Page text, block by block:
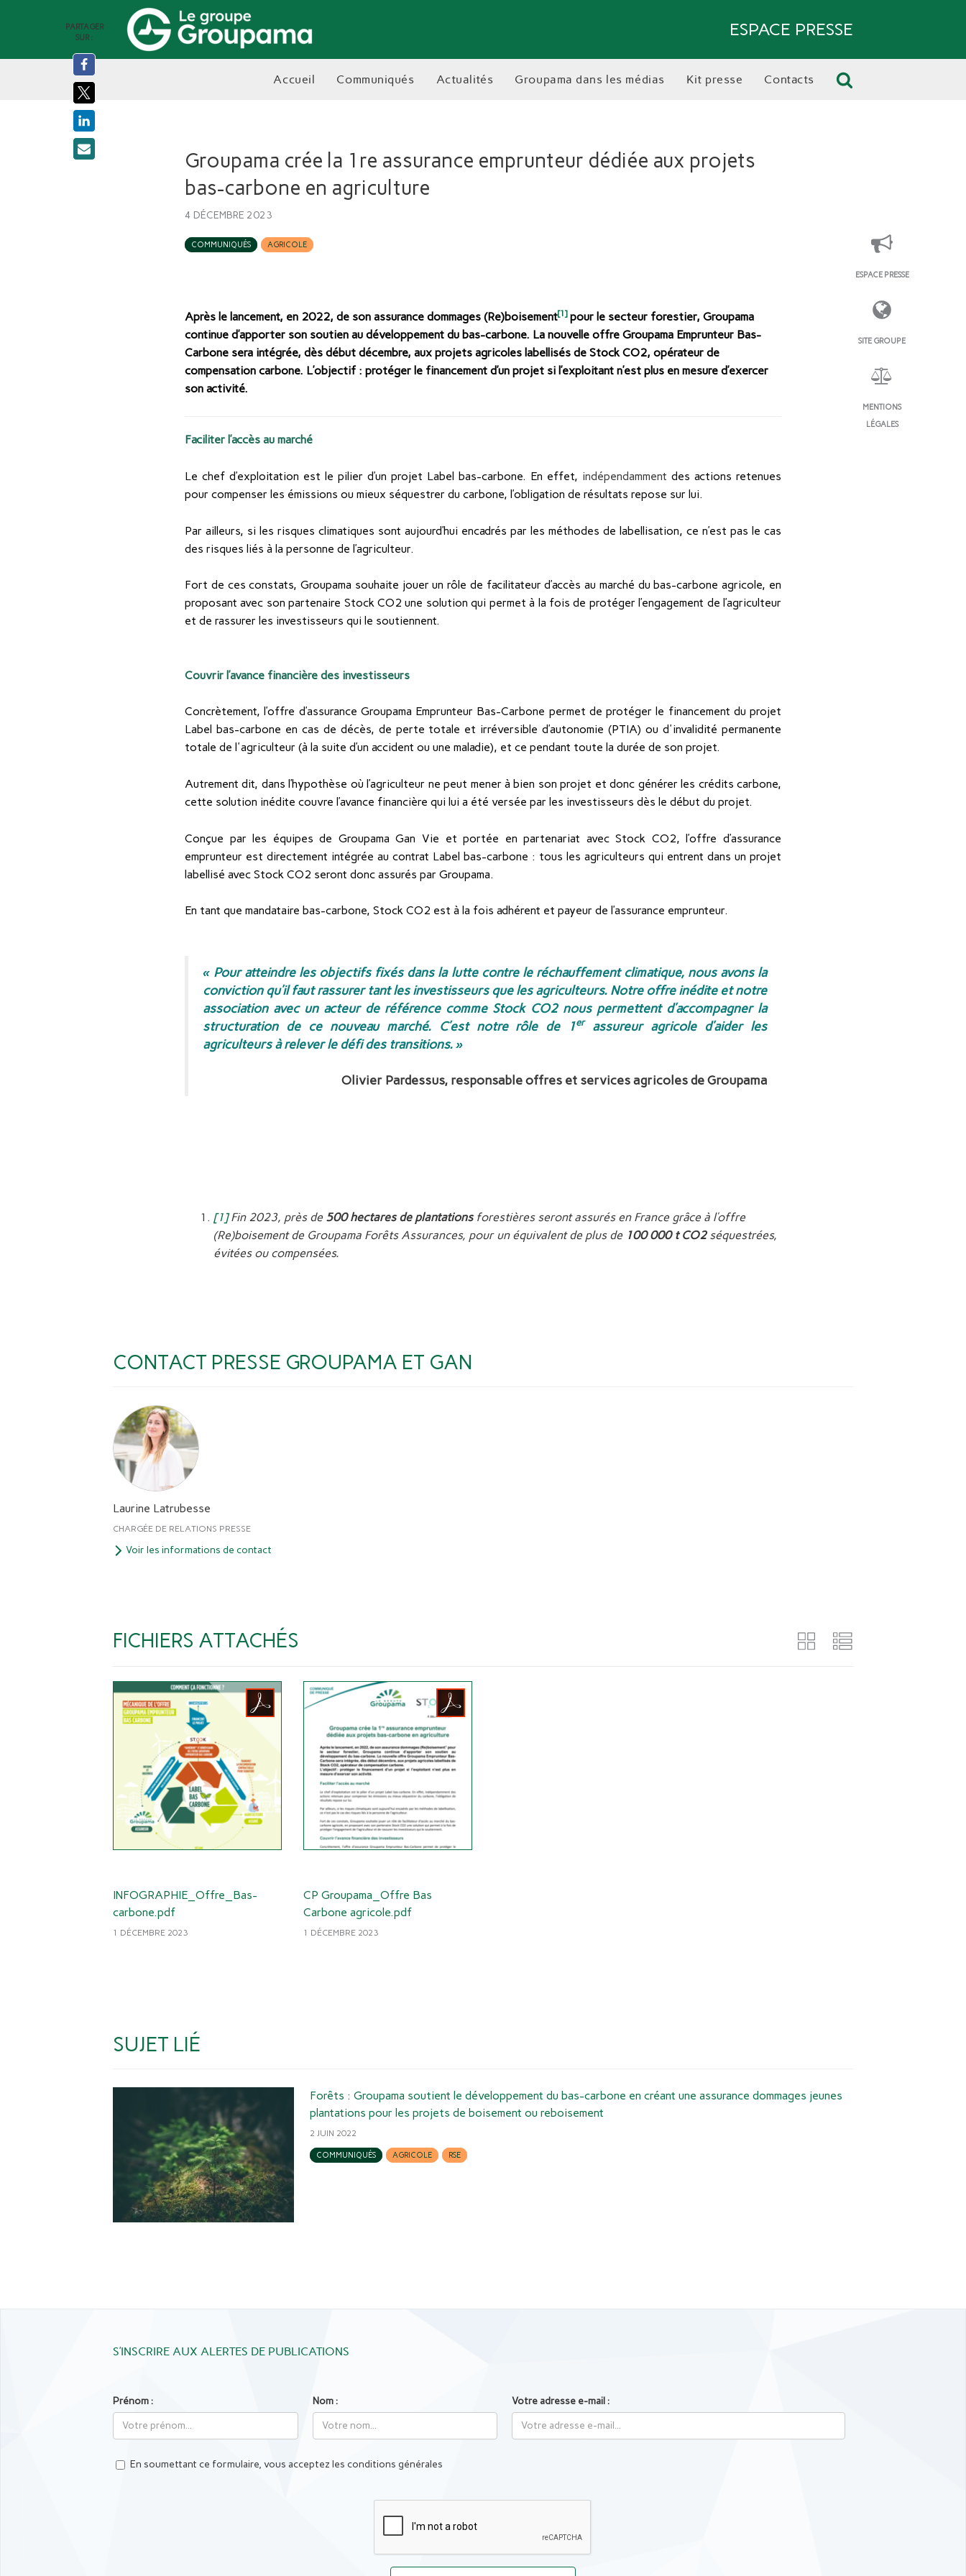
ESPACE PRESSE
accueil communiqués actualités groupama dans les médias kit presse contacts
Groupama crée la 1re assurance emprunteur dédiée aux projets
bas-carbone en agriculture
4 DÉCEMBRE 2023
COMMUNIQUÉS AGRICOLE
PARTAGER
SUR :
ESPACE PRESSE
SITE GROUPE
MENTIONS
LÉGALES
Après le lancement, en 2022, de son assurance dommages (Re)boisement[1]pour le secteur forestier, Groupama
continue d’apporter son soutien au développement du bas-carbone. La nouvelle offre Groupama Emprunteur Bas-
Carbone sera intégrée, dès début décembre, aux projets agricoles labellisés de Stock CO2, opérateur de
compensation carbone. L’objectif : protéger le financement d’un projet si l’exploitant n’est plus en mesure d’exercer
son activité.
Faciliter l’accès au marché
Le chef d’exploitation est le pilier d’un projet Label bas-carbone. En effet, indépendamment des actions retenues
pour compenser les émissions ou mieux séquestrer du carbone, l’obligation de résultats repose sur lui.
Par ailleurs, si les risques climatiques sont aujourd’hui encadrés par les méthodes de labellisation, ce n’est pas le cas
des risques liés à la personne de l’agriculteur.
Fort de ces constats, Groupama souhaite jouer un rôle de facilitateur d’accès au marché du bas-carbone agricole, en
proposant avec son partenaire Stock CO2 une solution qui permet à la fois de protéger l’engagement de l’agriculteur
et de rassurer les investisseurs qui le soutiennent.
Couvrir l’avance financière des investisseurs
Concrètement, l’offre d’assurance Groupama Emprunteur Bas-Carbone permet de protéger le financement du projet
Label bas-carbone en cas de décès, de perte totale et irréversible d’autonomie (PTIA) ou d'invalidité permanente
totale de l'agriculteur (à la suite d’un accident ou une maladie), et ce pendant toute la durée de son projet.
Autrement dit, dans l’hypothèse où l’agriculteur ne peut mener à bien son projet et donc générer les crédits carbone,
cette solution inédite couvre l’avance financière qui lui a été versée par les investisseurs dès le début du projet.
Conçue par les équipes de Groupama Gan Vie et portée en partenariat avec Stock CO2, l’offre d’assurance
emprunteur est directement intégrée au contrat Label bas-carbone : tous les agriculteurs qui entrent dans un projet
labellisé avec Stock CO2 seront donc assurés par Groupama.
En tant que mandataire bas-carbone, Stock CO2 est à la fois adhérent et payeur de l’assurance emprunteur.
« Pour atteindre les objectifs fixés dans la lutte contre le réchauffement climatique, nous avons la
conviction qu’il faut rassurer tant les investisseurs que les agriculteurs. Notre offre inédite et notre
association avec un acteur de référence comme Stock CO2 nous permettent d’accompagner la
structuration de ce nouveau marché. C’est notre rôle de 1erassureur agricole d’aider les
agriculteurs à relever le défi des transitions. »
Olivier Pardessus, responsable offres et services agricoles de Groupama
[1] Fin 2023, près de 500 hectares de plantationsforestières seront assurés en France grâce à l’offre
(Re)boisement de Groupama Forêts Assurances, pour un équivalent de plus de 100 000 t CO2séquestrées,
évitées ou compensées.
CONTACT PRESSE GROUPAMA ET GAN
Laurine Latrubesse
CHARGÉE DE RELATIONS PRESSE
Voir les informations de contact
FICHIERS ATTACHÉS
INFOGRAPHIE_Offre_Bas-
carbone.pdf
1 DÉCEMBRE 2023
CP Groupama_Offre Bas
Carbone agricole.pdf
1 DÉCEMBRE 2023
SUJET LIÉ
Forêts : Groupama soutient le développement du bas-carbone en créant une assurance dommages jeunes
plantations pour les projets de boisement ou reboisement
2 JUIN 2022
COMMUNIQUÉS AGRICOLE RSE
S’INSCRIRE AUX ALERTES DE PUBLICATIONS
Prénom : Nom : Votre adresse e-mail :
En soumettant ce formulaire, vous acceptez les conditions générales